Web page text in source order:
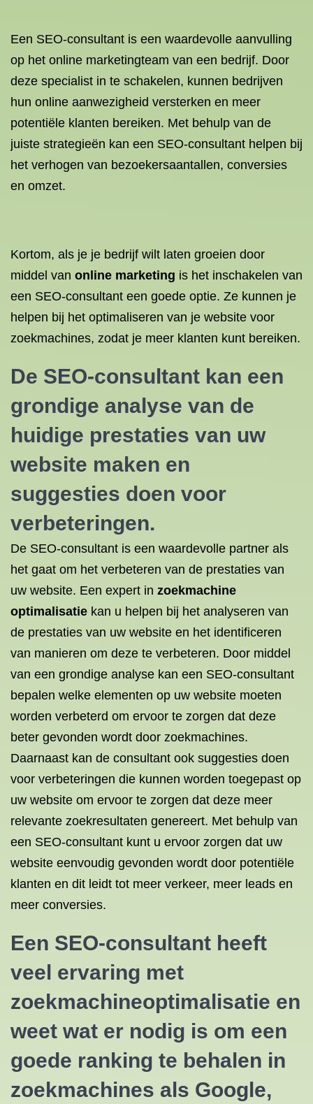
Een SEO-consultant is een waardevolle aanvulling
op het online marketingteam van een bedrijf. Door
deze specialist in te schakelen, kunnen bedrijven
hun online aanwezigheid versterken en meer
potentiële klanten bereiken. Met behulp van de
juiste strategieën kan een SEO-consultant helpen bij
het verhogen van bezoekersaantallen, conversies
en omzet.
Kortom, als je je bedrijf wilt laten groeien door
middel van online marketing is het inschakelen van
een SEO-consultant een goede optie. Ze kunnen je
helpen bij het optimaliseren van je website voor
zoekmachines, zodat je meer klanten kunt bereiken.
De SEO-consultant kan een
grondige analyse van de
huidige prestaties van uw
website maken en
suggesties doen voor
verbeteringen.
De SEO-consultant is een waardevolle partner als
het gaat om het verbeteren van de prestaties van
uw website. Een expert in zoekmachine
optimalisatie kan u helpen bij het analyseren van
de prestaties van uw website en het identificeren
van manieren om deze te verbeteren. Door middel
van een grondige analyse kan een SEO-consultant
bepalen welke elementen op uw website moeten
worden verbeterd om ervoor te zorgen dat deze
beter gevonden wordt door zoekmachines.
Daarnaast kan de consultant ook suggesties doen
voor verbeteringen die kunnen worden toegepast op
uw website om ervoor te zorgen dat deze meer
relevante zoekresultaten genereert. Met behulp van
een SEO-consultant kunt u ervoor zorgen dat uw
website eenvoudig gevonden wordt door potentiële
klanten en dit leidt tot meer verkeer, meer leads en
meer conversies.
Een SEO-consultant heeft
veel ervaring met
zoekmachineoptimalisatie en
weet wat er nodig is om een
goede ranking te behalen in
zoekmachines als Google,